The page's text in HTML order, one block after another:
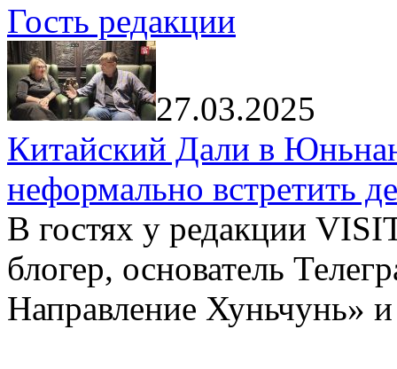
Гость редакции
27.03.2025
Китайский Дали в
неформально встретить
В гостях у редакции
блогер, основатель
Направление Хуньчунь»